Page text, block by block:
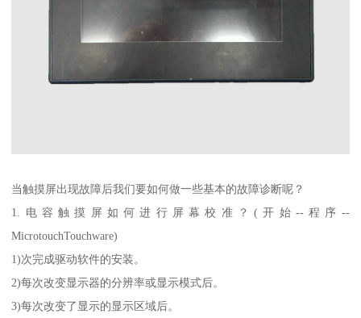
当触摸屏出现故障后我们要如何做一些基本的故障诊断呢？
1.电容触摸屏如何进行屏幕校准？(开始--程序--
MicrotouchTouchware)
1)次完成驱动软件的安装。
2)每次改变显示器的分辨率或显示模式后。
3)每次改变了显示的显示区域后。